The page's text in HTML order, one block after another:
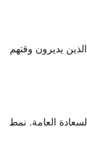
يديرون وقتهم
العامة. نمط